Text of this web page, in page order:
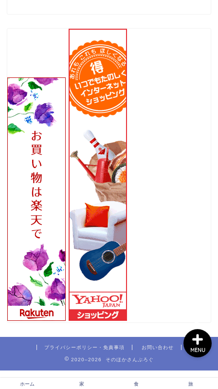
プライバシーポリシー・免責事項 お問い合わせ
2020–2026 そのほかさんぶろぐ
ホーム 家 食 旅
MENU